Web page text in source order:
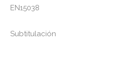
EN15038
Subtitulación